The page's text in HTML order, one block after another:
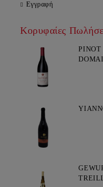
Εγγραφή
Κορυφαίες
PINOT